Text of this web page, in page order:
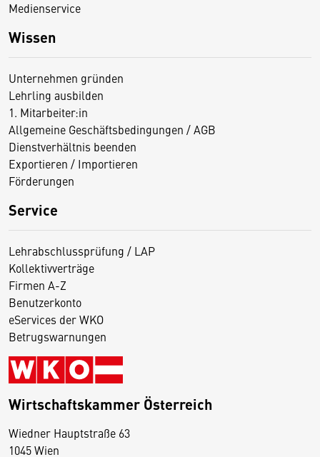
Medienservice
Wissen
Unternehmen gründen
Lehrling ausbilden
1. Mitarbeiter:in
Allgemeine Geschäftsbedingungen / AGB
Dienstverhältnis beenden
Exportieren / Importieren
Förderungen
Service
Lehrabschlussprüfung / LAP
Kollektivverträge
Firmen A-Z
Benutzerkonto
eServices der WKO
Betrugswarnungen
Wirtschaftskammer Österreich
Wiedner Hauptstraße 63
1045 Wien
D